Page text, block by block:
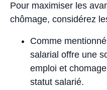
Pour maximiser les
chômage, considérez
Comme
salarial offre une
emploi et
statut salarié.